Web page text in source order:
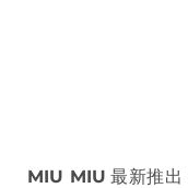
MIU MIU 最新推出